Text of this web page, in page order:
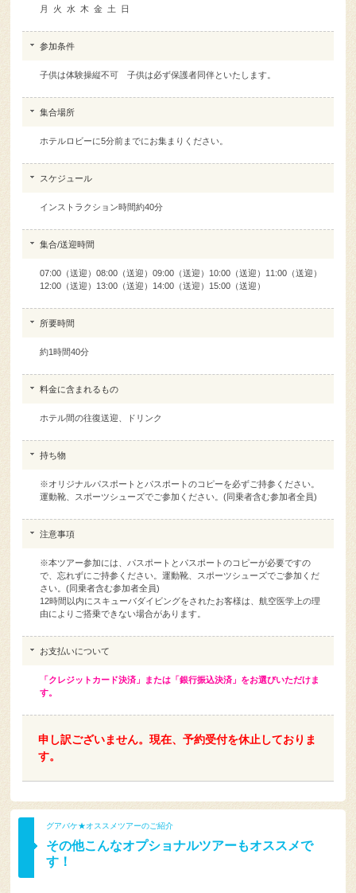
月 火 水 木 金 土 日
参加条件
子供は体験操縦不可 子供は必ず保護者同伴といたします。
集合場所
ホテルロビーに5分前までにお集まりください。
スケジュール
インストラクション時間約40分
集合/送迎時間
07:00（送迎）08:00（送迎）09:00（送迎）10:00（送迎）11:00（送迎）
12:00（送迎）13:00（送迎）14:00（送迎）15:00（送迎）
所要時間
約1時間40分
料金に含まれるもの
ホテル間の往復送迎、ドリンク
持ち物
※オリジナルパスポートとパスポートのコピーを必ずご持参ください。
運動靴、スポーツシューズでご参加ください。(同乗者含む参加者全員)
注意事項
※本ツアー参加には、パスポートとパスポートのコピーが必要ですの
で、忘れずにご持参ください。運動靴、スポーツシューズでご参加くだ
さい。(同乗者含む参加者全員)
12時間以内にスキューバダイビングをされたお客様は、航空医学上の理
由によりご搭乗できない場合があります。
お支払いについて
「クレジットカード決済」または「銀行振込決済」をお選びいただけま
す。
申し訳ございません。現在、予約受付を休止しておりま
す。
グアバケ★オススメツアーのご紹介
その他こんなオプショナルツアーもオススメで
す！